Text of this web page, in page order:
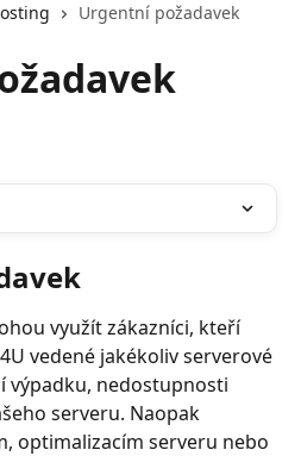
Urgentní požadavek
využít zákazníci, kteří
vedené jakékoliv serverové
výpadku, nedostupnosti
serveru. Naopak
optimalizacím serveru nebo